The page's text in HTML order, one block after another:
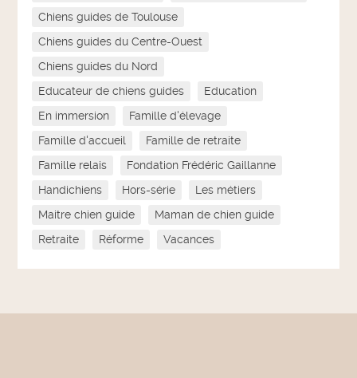
Chiens guides de Toulouse
Chiens guides du Centre-Ouest
Chiens guides du Nord
Educateur de chiens guides
Education
En immersion
Famille d'élevage
Famille d'accueil
Famille de retraite
Famille relais
Fondation Frédéric Gaillanne
Handichiens
Hors-série
Les métiers
Maitre chien guide
Maman de chien guide
Retraite
Réforme Vacances